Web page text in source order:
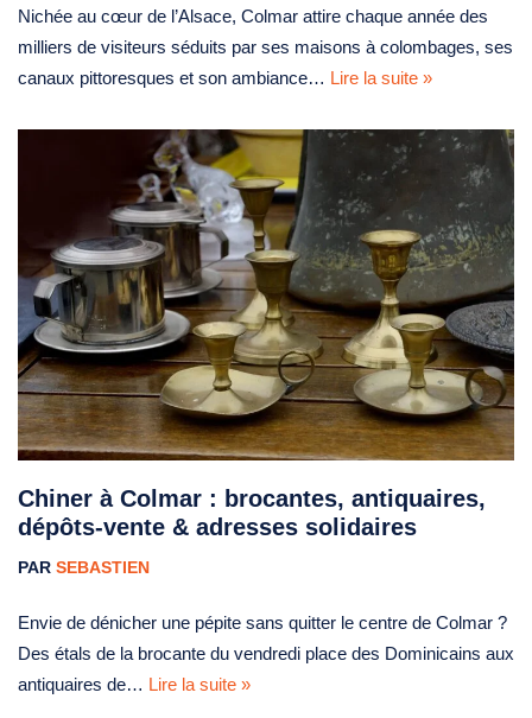
Nichée au cœur de l’Alsace, Colmar attire chaque année des
milliers de visiteurs séduits par ses maisons à colombages, ses
canaux pittoresques et son ambiance… Lire la suite »
Chiner à Colmar : brocantes, antiquaires,
dépôts-vente & adresses solidaires
PAR SEBASTIEN
Envie de dénicher une pépite sans quitter le centre de Colmar ?
Des étals de la brocante du vendredi place des Dominicains aux
antiquaires de… Lire la suite »